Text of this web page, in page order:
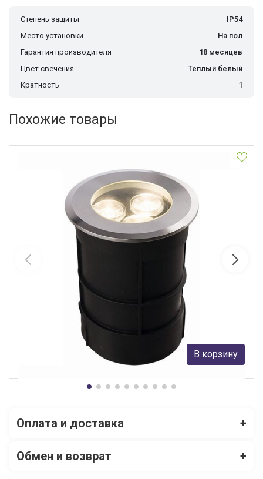
Степень защиты
IP54
Место установки
На пол
Гарантия производителя
18 месяцев
Цвет свечения
Теплый белый
Кратность
1
Похожие товары
Ландшафтный светодиодный светильник Nowodvorski Picco
В корзину
Оплата и доставка +
Обмен и возврат +